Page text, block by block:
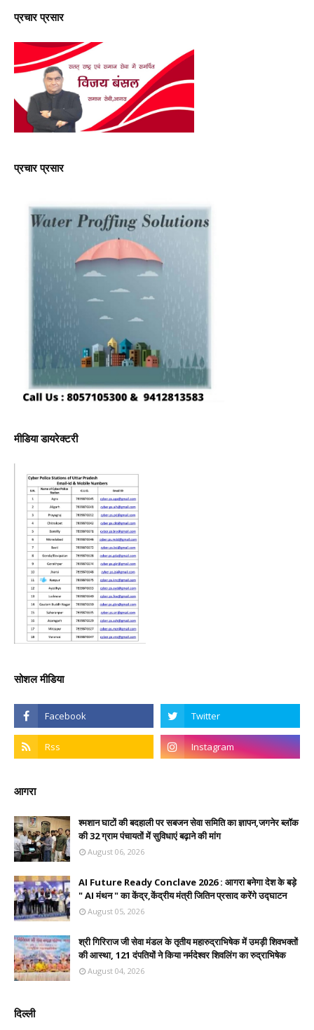
प्रचार प्रसार
प्रचार प्रसार
मीडिया डायरेक्टरी
सोशल मीडिया
आगरा
श्मशान घाटों की बदहाली पर सबजन सेवा समिति का ज्ञापन,जगनेर ब्लॉक
की 32 ग्राम पंचायतों में सुविधाएं बढ़ाने की मांग
August 06, 2026
AI Future Ready Conclave 2026 : आगरा बनेगा देश के बड़े
" AI मंथन " का केंद्र,केंद्रीय मंत्री जितिन प्रसाद करेंगे उद्घाटन
August 05, 2026
श्री गिरिराज जी सेवा मंडल के तृतीय महारुद्राभिषेक में उमड़ी शिवभक्तों
की आस्था, 121 दंपतियों ने किया नर्मदेश्वर शिवलिंग का रुद्राभिषेक
August 04, 2026
दिल्ली